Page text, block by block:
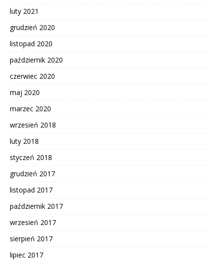
luty 2021
grudzień 2020
listopad 2020
październik 2020
czerwiec 2020
maj 2020
marzec 2020
wrzesień 2018
luty 2018
styczeń 2018
grudzień 2017
listopad 2017
październik 2017
wrzesień 2017
sierpień 2017
lipiec 2017